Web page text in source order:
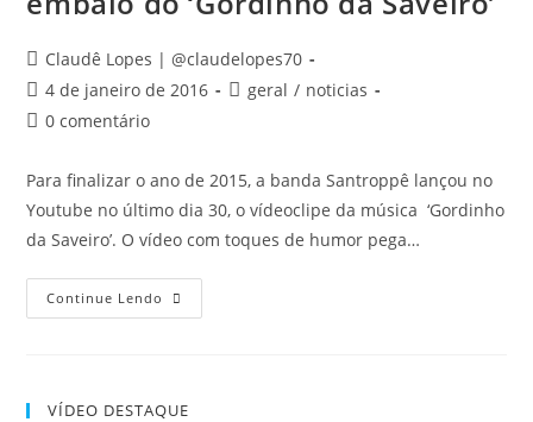
Claudê Lopes | @claudelopes70
4 de janeiro de 2016
geral / noticias
0 comentário
Para finalizar o ano de 2015, a banda Santroppê lançou no
Youtube no último dia 30, o vídeoclipe da música ‘Gordinho
da Saveiro’. O vídeo com toques de humor pega…
Continue Lendo
VÍDEO DESTAQUE